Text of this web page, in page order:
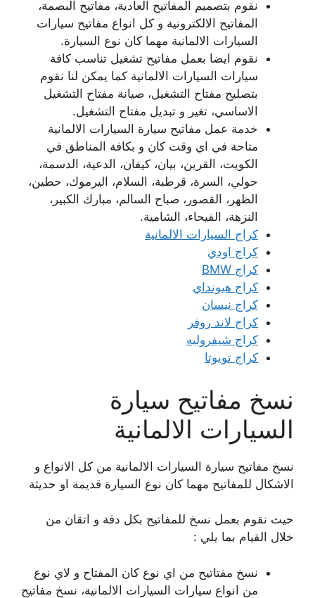
نقوم بتصميم المفاتيح العادية، مفاتيح البصمة،
المفاتيح الالكترونية و كل انواع مفاتيح سيارات
السيارات الالمانية مهما كان نوع السيارة.
نقوم ايضا بعمل مفاتيح تشغيل تناسب كافة
سيارات السيارات الالمانية كما يمكن لنا نقوم
بتصليح مفتاح التشغيل، صيانة مفتاح التشغيل
الاساسي، تغير و تبديل مفتاح التشغيل.
خدمة عمل مفاتيح سيارة السيارات الالمانية
متاحة في اي وقت كان و بكافة المناطق في
الكويت، القرين، بيان، كيفان، الدعية، الدسمة،
حولي، السرة، قرطبة، السلام، اليرموك، حطين،
الظهر، القصور، صباح السالم، مبارك الكبير،
النزهة، الفيحاء، الشامية.
كراج السيارات الالمانية
كراج اودي
كراج BMW
كراج هيونداي
كراج نيسان
كراج لاند روفر
كراج شيفروليه
كراج تويوتا
نسخ مفاتيح سيارة
السيارات الالمانية
نسخ مفاتيح سيارة السيارات الالمانية من كل الانواع و
الاشكال للمفاتيح مهما كان نوع السيارة قديمة او حديثة
حيث نقوم بعمل نسخ للمفاتيح بكل دقة و اتقان من
خلال القيام بما يلي :
نسخ مفتاتيح من اي نوع كان المفتاح و لاي نوع
من انواع سيارات السيارات الالمانية، نسخ مفاتيح